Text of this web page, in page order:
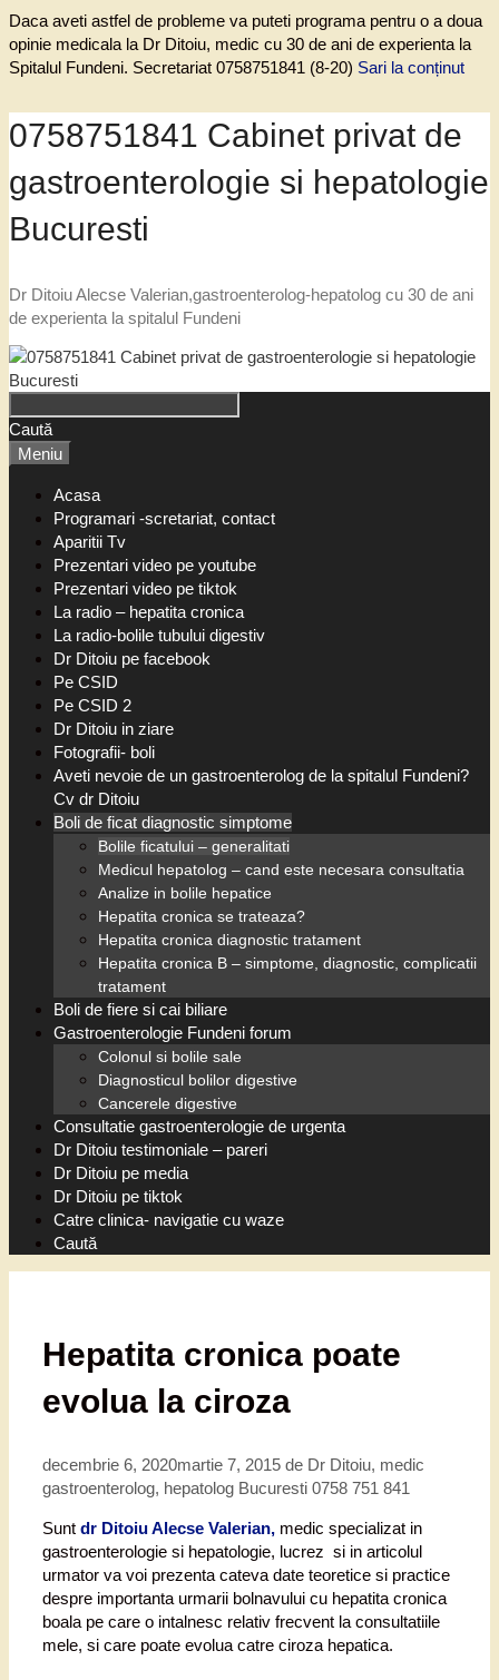
Daca aveti astfel de probleme va puteti programa pentru o a doua
opinie medicala la Dr Ditoiu, medic cu 30 de ani de experienta la
Spitalul Fundeni. Secretariat 0758751841 (8-20) Sari la conținut
0758751841 Cabinet privat de
gastroenterologie si hepatologie
Bucuresti
Dr Ditoiu Alecse Valerian,gastroenterolog-hepatolog cu 30 de ani
de experienta la spitalul Fundeni
Caută
Meniu
Acasa
Programari -scretariat, contact
Aparitii Tv
Prezentari video pe youtube
Prezentari video pe tiktok
La radio – hepatita cronica
La radio-bolile tubului digestiv
Dr Ditoiu pe facebook
Pe CSID
Pe CSID 2
Dr Ditoiu in ziare
Fotografii- boli
Aveti nevoie de un gastroenterolog de la spitalul Fundeni?
Cv dr Ditoiu
Boli de ficat diagnostic simptome
Bolile ficatului – generalitati
Medicul hepatolog – cand este necesara consultatia
Analize in bolile hepatice
Hepatita cronica se trateaza?
Hepatita cronica diagnostic tratament
Hepatita cronica B – simptome, diagnostic, complicatii
tratament
Boli de fiere si cai biliare
Gastroenterologie Fundeni forum
Colonul si bolile sale
Diagnosticul bolilor digestive
Cancerele digestive
Consultatie gastroenterologie de urgenta
Dr Ditoiu testimoniale – pareri
Dr Ditoiu pe media
Dr Ditoiu pe tiktok
Catre clinica- navigatie cu waze
Caută
Hepatita cronica poate
evolua la ciroza
decembrie 6, 2020martie 7, 2015 de Dr Ditoiu, medic
gastroenterolog, hepatolog Bucuresti 0758 751 841
Sunt dr Ditoiu Alecse Valerian, medic specializat in
gastroenterologie si hepatologie, lucrez si in articolul
urmator va voi prezenta cateva date teoretice si practice
despre importanta urmarii bolnavului cu hepatita cronica
boala pe care o intalnesc relativ frecvent la consultatiile
mele, si care poate evolua catre ciroza hepatica.